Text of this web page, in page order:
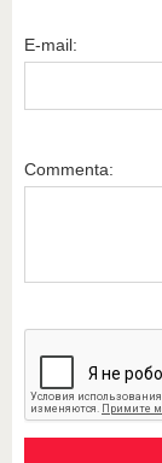
E-mail:
Commenta: